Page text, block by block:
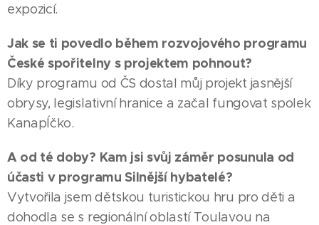
expozicí.
Jak se ti povedlo během rozvojového programu
České spořitelny s projektem pohnout?
Díky programu od ČS dostal můj projekt jasnější
obrysy, legislativní hranice a začal fungovat spolek
KanapÍčko.
A od té doby? Kam jsi svůj záměr posunula od
účasti v programu Silnější hybatelé?
Vytvořila jsem dětskou turistickou hru pro děti a
dohodla se s regionální oblastí Toulavou na